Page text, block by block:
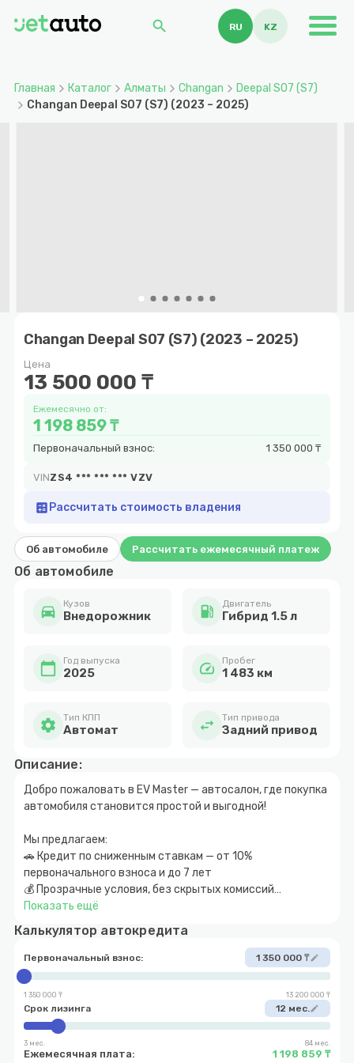
search RU KZ
Главная Каталог Алматы Changan
Deepal S07 (S7)
Changan Deepal S07 (S7) (2023 – 2025)
Changan Deepal S07 (S7) (2023 – 2025)
Цена
13 500 000 ₸
Ежемесячно от:
1 198 859 ₸
Первоначальный взнос: 1 350 000 ₸
VINZS4 *** *** *** VZV
calculate Рассчитать стоимость владения
Об автомобиле Рассчитать ежемесячный платеж
Об автомобиле
directions_car Кузов
Внедорожник local_gas_station Двигатель
Гибрид 1.5 л
calendar_today Год выпуска
2025 speed Пробег
1 483 км
settings Тип КПП
Автомат swap_horiz Тип привода
Задний привод
Описание:
Добро пожаловать в EV Master — автосалон, где покупка
автомобиля становится простой и выгодной!
Мы предлагаем:
🚗 Кредит по сниженным ставкам — от 10%
первоначального взноса и до 7 лет
💰 Прозрачные условия, без скрытых комиссий
📍 Удобное расположение — г. Алматы, пр. Суюнбая, 76
В наличии десятки моделей Changan, Deepal и других
брендов, готовых к выдаче уже сегодня.
EV Master — ваш путь к новому автомобилю начинается
здесь.
Показать ещё
Калькулятор автокредита
Первоначальный взнос: 1 350 000 ₸edit
1 350 000 ₸ 13 200 000 ₸
Срок лизинга 12 мес.edit
3 мес. 84 мес.
Ежемесячная плата: 1 198 859 ₸